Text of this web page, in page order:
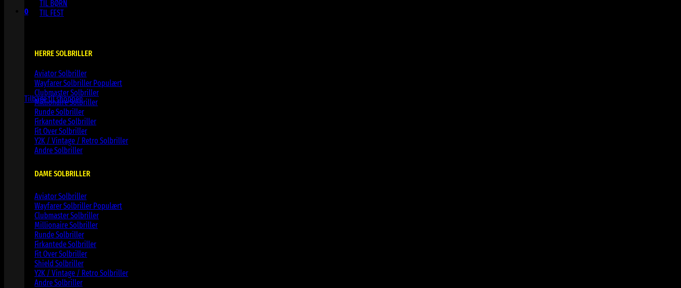
0
Ingen varer i kurven.
Tilbage til shoppen
TIL BØRN
TIL FEST
HERRE SOLBRILLER
Aviator Solbriller
Wayfarer Solbriller
Clubmaster Solbriller
Millionaire Solbriller
Runde Solbriller
Firkantede Solbriller
Fit Over Solbriller
Y2K / Vintage / Retro Solbriller
Andre Solbriller
DAME SOLBRILLER
Aviator Solbriller
Wayfarer Solbriller
Clubmaster Solbriller
Millionaire Solbriller
Runde Solbriller
Firkantede Solbriller
Fit Over Solbriller
Shield Solbriller
Y2K / Vintage / Retro Solbriller
Andre Solbriller